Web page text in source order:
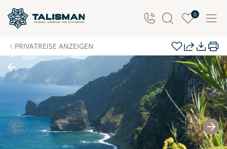
0
PRIVATREISE ANZEIGEN
Individuelle Anfrage
Herzlichen Dank für Ihre Kontaktaufnahme! Ihr Urlaub
- so individuell wie Sie. Teilen Sie uns Ihre
Wunschtermine für die Reise mit. Wir prüfen die
Verfügbarkeit und kontaktieren Sie, um alles Weitere
zu besprechen. Gemeinsam gestalten wir Ihre
Traumreise.
Persönliche Daten
Vorname Nachname